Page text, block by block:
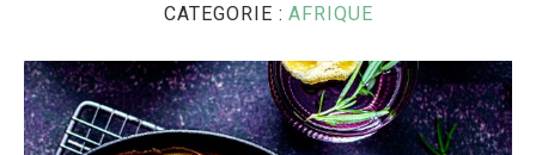
CATEGORIE : AFRIQUE